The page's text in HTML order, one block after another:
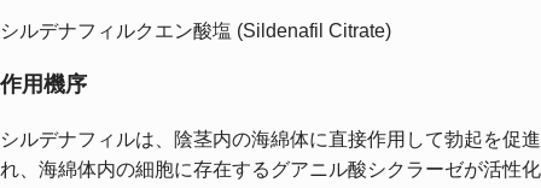
シルデナフィルクエン酸塩 (Sildenafil Citrate)
作用機序
シルデナフィルは、陰茎内の海綿体に直接作用して勃起を促
れ、海綿体内の細胞に存在するグアニル酸シクラーゼが活性